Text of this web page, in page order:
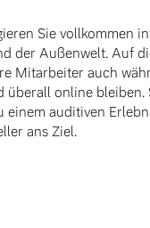
Sie vollkommen
der Außenwelt. Auf
Mitarbeiter auch
überall online bleiben.
einem auditiven
ans Ziel.